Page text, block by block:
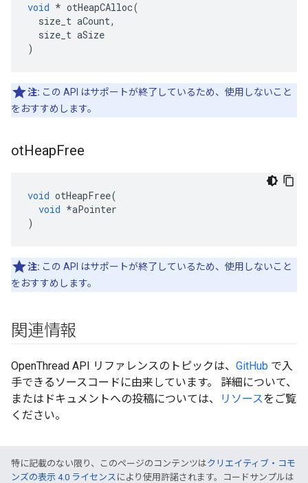
void * otHeapCAlloc(
size_t aCount,
size_t aSize
)
注: この API はサポートが終了しているため、使用しないこと
をおすすめします。
otHeapFree
void otHeapFree(
void *aPointer
)
注: この API はサポートが終了しているため、使用しないこと
をおすすめします。
関連情報
OpenThread API リファレンスのトピックは、 GitHub で入
手できるソースコードに由来しています。 詳細について、
またはドキュメントへの投稿については、
リソースをご覧
ください。
特に記載のない限り、このページのコンテンツはクリエイティブ・コモ
ンズの表示 4.0 ライセンス により使用許諾されます。コードサンプルは